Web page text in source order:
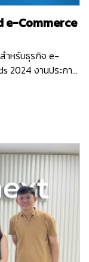
e-Commerce
ำหรับธุรกิจ e-
2024 งานประกาศ
ขับเคลื่อนธุรกิจ
าพ ซึ่งงานนี้จัดขึ้น
เป็นพาร์ทเนอร์
านอันทรงเกียรติ